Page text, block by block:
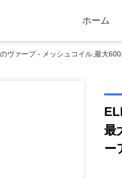
ホーム
ヴァープ - メッシュコイル,最大
最
ー